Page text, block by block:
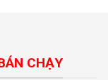
CHẠY